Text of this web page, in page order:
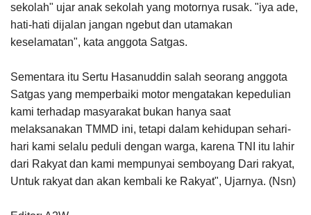
sekolah" ujar anak sekolah yang motornya rusak. "iya ade,
hati-hati dijalan jangan ngebut dan utamakan
keselamatan", kata anggota Satgas.
Sementara itu Sertu Hasanuddin salah seorang anggota
Satgas yang memperbaiki motor mengatakan kepedulian
kami terhadap masyarakat bukan hanya saat
melaksanakan TMMD ini, tetapi dalam kehidupan sehari-
hari kami selalu peduli dengan warga, karena TNI itu lahir
dari Rakyat dan kami mempunyai semboyang Dari rakyat,
Untuk rakyat dan akan kembali ke Rakyat", Ujarnya. (Nsn)